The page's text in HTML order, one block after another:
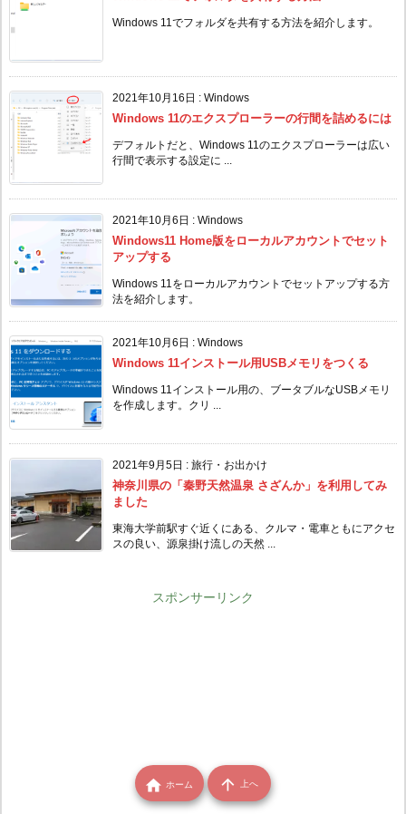
Windows 11でフォルダを共有する方法を紹介します。
2021年10月16日 : Windows
Windows 11のエクスプローラーの行間を詰めるには
デフォルトだと、Windows 11のエクスプローラーは広い
行間で表示する設定に ...
2021年10月6日 : Windows
Windows11 Home版をローカルアカウントでセット
アップする
Windows 11をローカルアカウントでセットアップする方
法を紹介します。
2021年10月6日 : Windows
Windows 11インストール用USBメモリをつくる
Windows 11インストール用の、ブータブルなUSBメモリ
を作成します。クリ ...
2021年9月5日 : 旅行・お出かけ
神奈川県の「秦野天然温泉 さざんか」を利用してみ
ました
東海大学前駅すぐ近くにある、クルマ・電車ともにアクセ
スの良い、源泉掛け流しの天然 ...
スポンサーリンク
 ホーム  上へ